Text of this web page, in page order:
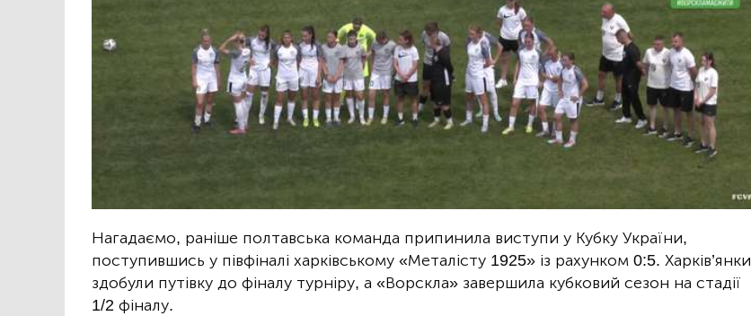
Нагадаємо, раніше полтавська команда припинила виступи у Кубку України,
поступившись у півфіналі харківському «Металісту 1925» із рахунком 0:5. Харків’янки
здобули путівку до фіналу турніру, а «Ворскла» завершила кубковий сезон на стадії
1/2 фіналу.